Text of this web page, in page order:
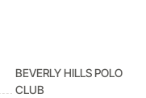
BEVERLY HILLS POLO
CLUB